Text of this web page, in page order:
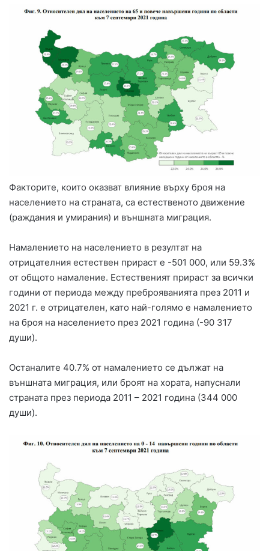
Факторите, които оказват влияние върху броя на
населението на страната, са естественото движение
(раждания и умирания) и външната миграция.
Намалението на населението в резултат на
отрицателния естествен прираст е -501 000, или 59.3%
от общото намаление. Естественият прираст за всички
години от периода между преброяванията през 2011 и
2021 г. е отрицателен, като най-голямо е намалението
на броя на населението през 2021 година (-90 317
души).
Останалите 40.7% от намалението се дължат на
външната миграция, или броят на хората, напуснали
страната през периода 2011 – 2021 година (344 000
души).